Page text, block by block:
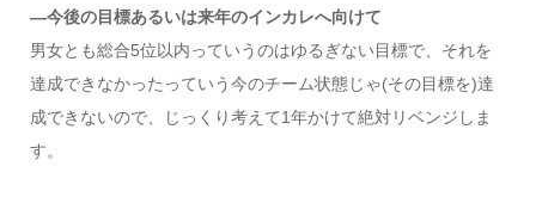
―今後の目標あるいは来年のインカレへ向けて
男女とも総合5位以内っていうのはゆるぎない目標で、それを
達成できなかったっていう今のチーム状態じゃ(その目標を)達
成できないので、じっくり考えて1年かけて絶対リベンジしま
す。